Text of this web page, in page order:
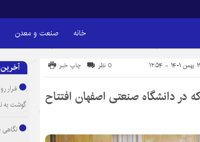
خانه صنعت و معدن
چاپ خبر 0 نظر
در دانشگاه صنعتی اصفهان افتتاح
آخرین
فرار
گوشت به